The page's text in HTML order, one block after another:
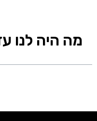
מה היה לנו